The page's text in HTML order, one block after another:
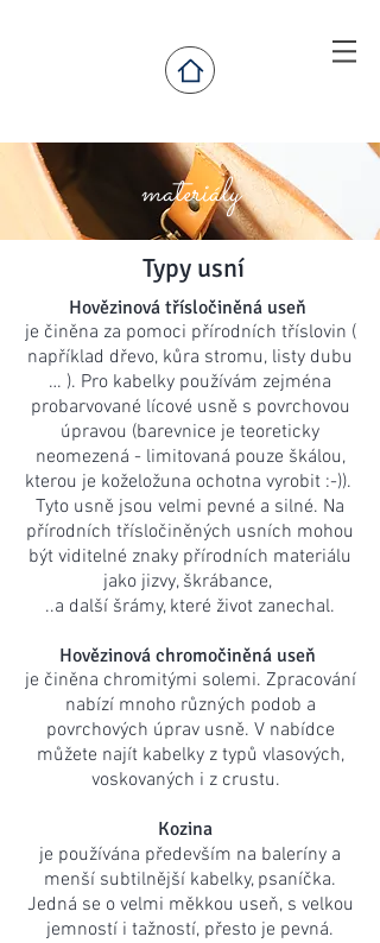
materiály
Typy usní
Hovězinová třísločiněná useň
je činěna za pomoci přírodních tříslovin (
například dřevo, kůra stromu, listy dubu
… ). Pro kabelky používám zejména
probarvované lícové usně s povrchovou
úpravou (barevnice je teoreticky
neomezená - limitovaná pouze škálou,
kterou je koželožuna ochotna vyrobit :-)).
Tyto usně jsou velmi pevné a silné. Na
přírodních třísločiněných usních mohou
být viditelné znaky přírodních materiálu
jako jizvy, škrábance,
..a další šrámy, které život zanechal.
Hovězinová chromočiněná useň
je činěna chromitými solemi. Zpracování
nabízí mnoho různých podob a
povrchových úprav usně. V nabídce
můžete najít kabelky z typů vlasových,
voskovaných i z crustu.
Kozina
je používána především na baleríny a
menší subtilnější kabelky, psaníčka.
Jedná se o velmi měkkou useň, s velkou
jemností i tažností, přesto je pevná.